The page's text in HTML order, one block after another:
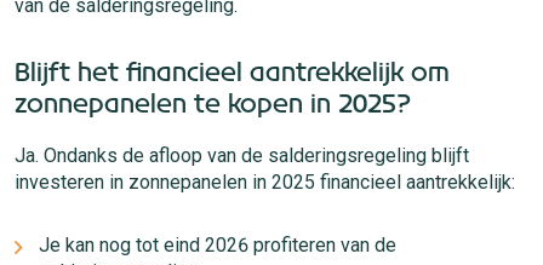
van de salderingsregeling.
Blijft het financieel aantrekkelijk om
zonnepanelen te kopen in 2025?
Ja. Ondanks de afloop van de salderingsregeling blijft
investeren in zonnepanelen in 2025 financieel aantrekkelijk:
Je kan nog tot eind 2026 profiteren van de